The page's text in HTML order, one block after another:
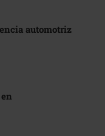
automotriz